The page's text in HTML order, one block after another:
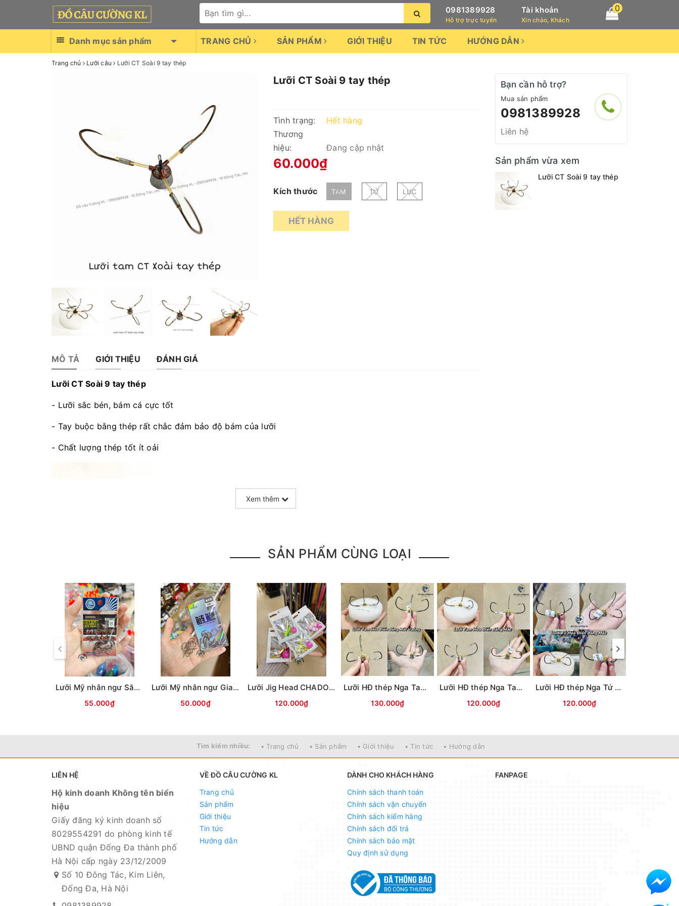
0981389928
Hỗ trợ trực tuyến
Tài khoản
Xin chào, Khách
0
Danh mục sản phẩm TRANG CHỦ SẢN PHẨM GIỚI THIỆU TIN TỨC HƯỚNG DẪN
Trang chủ Lưỡi câu Lưỡi CT Soài 9 tay thép
Lưỡi CT Soài 9 tay thép
Tình trạng:
Hết hàng
Thương
hiệu:
Đang cập nhật
60.000₫
Kích thước TAM TỨ LỤC
HẾT HÀNG
MÔ TẢ GIỚI THIỆU ĐÁNH GIÁ
Lưỡi CT Soài 9 tay thép
- Lưỡi sắc bén, bám cá cực tốt
- Tay buộc bằng thép rất chắc đảm bảo độ bám của lưỡi
- Chất lượng thép tốt ít oải
Xem thêm
Bạn cần hỗ trợ?
Mua sản phẩm
0981389928
Liên hệ
Sản phẩm vừa xem
Lưỡi CT Soài 9 tay thép
SẢN PHẨM CÙNG LOẠI
Lưỡi Mỹ nhân ngư Săn hàng (ĐEN)
55.000₫
Lưỡi Mỹ nhân ngư Giao long có ngạnh (Trắng)
50.000₫
Lưỡi Jig Head CHADO đầu cá các màu
120.000₫
Lưỡi HĐ thép Nga Tam Mác Vuông
130.000₫
Lưỡi HĐ thép Nga Tam Mác
120.000₫
Lưỡi HĐ thép Nga Tứ Mác
120.000₫
Tìm kiếm nhiều: • Trang chủ • Sản phẩm • Giới thiệu • Tin tức • Hướng dẫn
LIÊN HỆ
Hộ kinh doanh Không tên biển
hiệu
Giấy đăng ký kinh doanh số
8029554291 do phòng kinh tế
UBND quận Đống Đa thành phố
Hà Nội cấp ngày 23/12/2009
Số 10 Đông Tác, Kim Liên,
Đống Đa, Hà Nội
VỀ ĐỒ CÂU CƯỜNG KL
Trang chủ
Sản phẩm
Giới thiệu
Tin tức
Hướng dẫn
DÀNH CHO KHÁCH HÀNG
Chính sách thanh toán
Chính sách vận chuyển
Chính sách kiểm hàng
Chính sách đổi trả
Chính sách bảo mật
Quy định sử dụng
FANPAGE